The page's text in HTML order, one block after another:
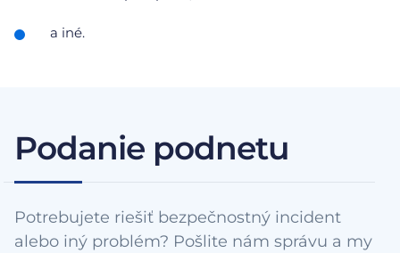
a iné.
Podanie podnetu
Potrebujete riešiť bezpečnostný incident
alebo iný problém? Pošlite nám správu a my